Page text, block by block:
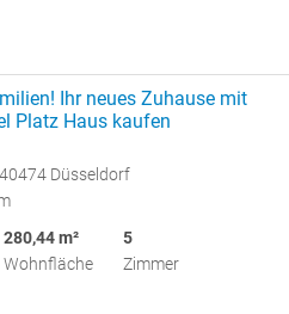
Ihr neues Zuhause mit
Platz Haus kaufen
Düsseldorf
280,44 m²
Wohnfläche
5
Zimmer